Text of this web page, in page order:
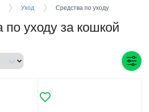
Уход Средства по уходу
по уходу за кошкой